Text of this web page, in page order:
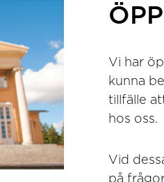
Vi har
kunna
tillfälle
hos oss.
Vid
på